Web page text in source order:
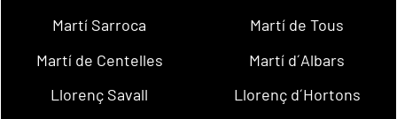
Martí Sarroca
Martí de Tous
Martí de Centelles
Martí d´Albars
Llorenç Savall
Llorenç d´Hortons